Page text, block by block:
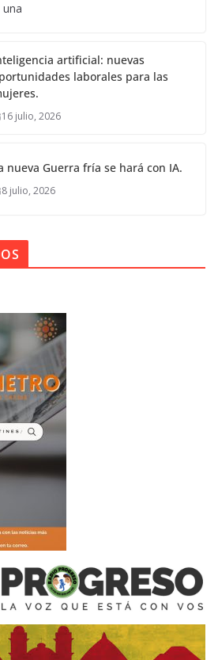
artificial: nuevas
laborales para las
16 julio, 2026
nueva Guerra fría se hará con IA.
8 julio, 2026